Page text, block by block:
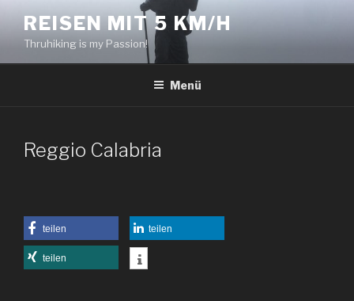
Inhalt
springen
REISEN MIT 5 KM/H
Thruhiking is my Passion!
Menü
Reggio Calabria
teilen teilen
teilen